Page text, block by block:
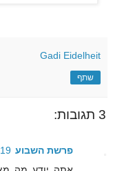
Gadi Eidelheit
שתף
3 תגובות:
פרשת השבוע 19 באוגוסט 2016 בשעה 16:10